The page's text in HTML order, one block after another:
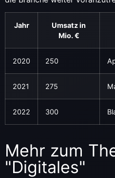
Jahr
Umsatz in
Mio. €
2020 250
2021 275
2022 300
Mehr zum
"Digitales"